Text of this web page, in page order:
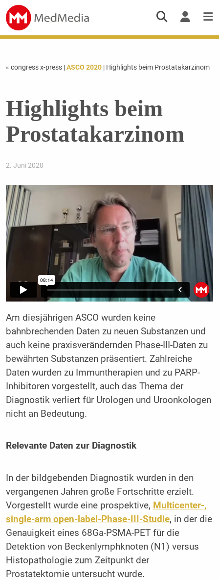
« congress x-press |ASCO 2020| Highlights beim Prostatakarzinom
Highlights beim
Prostatakarzinom
2. Juni 2020
Am diesjährigen ASCO wurden keine
bahnbrechenden Daten zu neuen Substanzen und
auch keine praxisverändernden Phase-III-Daten zu
bewährten Substanzen präsentiert. Zahlreiche
Daten wurden zu Immuntherapien und zu PARP-
Inhibitoren vorgestellt, auch das Thema der
Diagnostik verliert für Urologen und Uroonkologen
nicht an Bedeutung.
Relevante Daten zur Diagnostik
In der bildgebenden Diagnostik wurden in den
vergangenen Jahren große Fortschritte erzielt.
Vorgestellt wurde eine prospektive, Multicenter-,
single-arm open-label-Phase-III-Studie, in der die
Genauigkeit eines 68Ga-PSMA-PET für die
Detektion von Beckenlymphknoten (N1) versus
Histopathologie zum Zeitpunkt der
Prostatektomie untersucht wurde.